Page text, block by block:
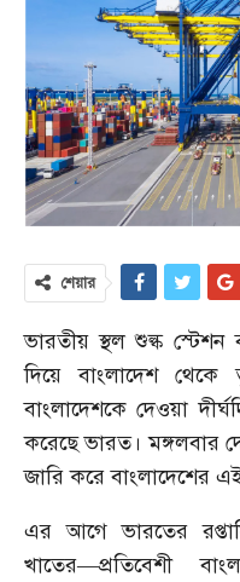
শেয়ার
ভারতীয় স্থল শুল্ক
দিয়ে বাংলাদেশ
বাংলাদেশকে দেওয়া
করেছে ভারত। মঙ্গলবার
জারি করে বাংলাদেশের
এর আগে ভারতের
খাতের—প্রতিবেশী